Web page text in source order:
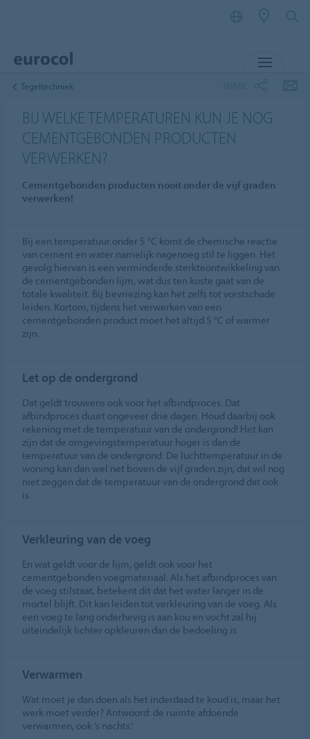
Tegeltechniek
BIJ WELKE TEMPERATUREN KUN JE NOG
CEMENTGEBONDEN PRODUCTEN
VERWERKEN?
Cementgebonden producten nooit onder de vijf graden
verwerken!
Bij een temperatuur onder 5 °C komt de chemische reactie
van cement en water namelijk nagenoeg stil te liggen. Het
gevolg hiervan is een verminderde sterkteontwikkeling van
de cementgebonden lijm, wat dus ten koste gaat van de
totale kwaliteit. Bij bevriezing kan het zelfs tot vorstschade
leiden. Kortom, tijdens het verwerken van een
cementgebonden product moet het altijd 5 °C of warmer
zijn.
Let op de ondergrond
Dat geldt trouwens ook voor het afbindproces. Dat
afbindproces duurt ongeveer drie dagen. Houd daarbij ook
rekening met de temperatuur van de ondergrond! Het kan
zijn dat de omgevingstemperatuur hoger is dan de
temperatuur van de ondergrond. De luchttemperatuur in de
woning kan dan wel net boven de vijf graden zijn, dat wil nog
niet zeggen dat de temperatuur van de ondergrond dat ook
is.
Verkleuring van de voeg
En wat geldt voor de lijm, geldt ook voor het
cementgebonden voegmateriaal. Als het afbindproces van
de voeg stilstaat, betekent dit dat het water langer in de
mortel blijft. Dit kan leiden tot verkleuring van de voeg. Als
een voeg te lang onderhevig is aan kou en vocht zal hij
uiteindelijk lichter opkleuren dan de bedoeling is.
Verwarmen
Wat moet je dan doen als het inderdaad te koud is, maar het
werk moet verder? Antwoord: de ruimte afdoende
verwarmen, ook ’s nachts.’